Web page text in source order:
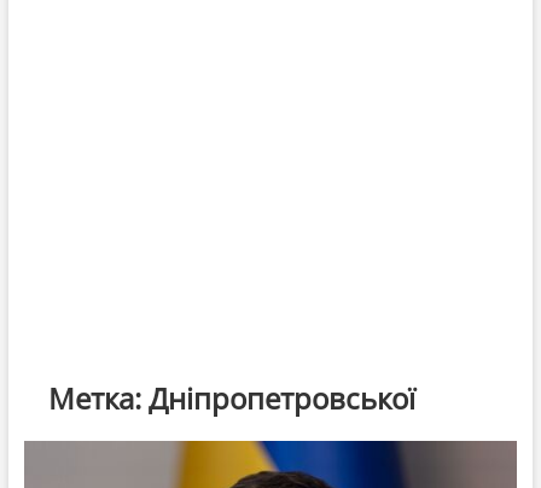
Метка:Дніпропетровської